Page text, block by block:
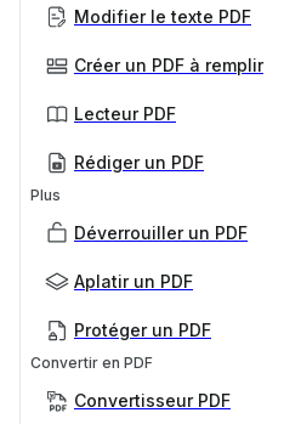
Modifier le texte PDF
Créer un PDF à remplir
Lecteur PDF
Rédiger un PDF
Plus
Déverrouiller un PDF
Aplatir un PDF
Protéger un PDF
Convertir en PDF
Convertisseur PDF